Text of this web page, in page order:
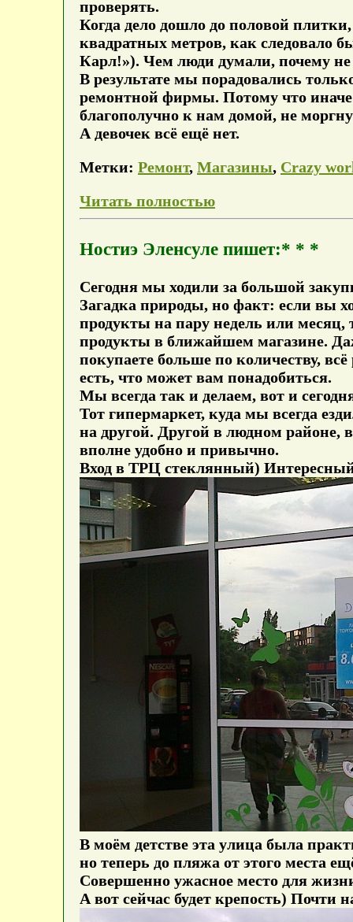
проверять.
Когда дело дошло до половой
квадратных метров, как следовало
Карл!»). Чем люди думали, почему
В результате мы порадовались
ремонтной фирмы. Потому что
благополучно к нам домой, не
А девочек всё ещё нет.
Метки: Ремонт, Магазины, Crazy
Читать полностью
Ностиэ Эленсуле пишет:* * *
Сегодня мы ходили за большой
Загадка природы, но факт: если вы
продукты на пару недель или месяц,
продукты в ближайшем магазине.
покупаете больше по количеству,
есть, что может вам понадобиться.
Мы всегда так и делаем, вот и
Тот гипермаркет, куда мы всегда
на другой. Другой в людном районе,
вполне удобно и привычно.
Вход в ТРЦ стеклянный)
В моём детстве эта улица была
но теперь до пляжа от этого места
Совершенно ужасное место для
А вот сейчас будет крепость) Почти